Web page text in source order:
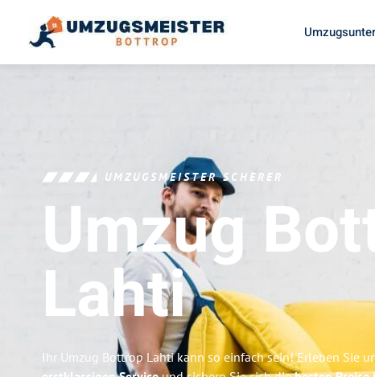
UMZUGSMEISTER SCHERER
Umzug
Lahti
Ihr Umzug Bottrop Lahti kann so einfach sein! Erleben Sie